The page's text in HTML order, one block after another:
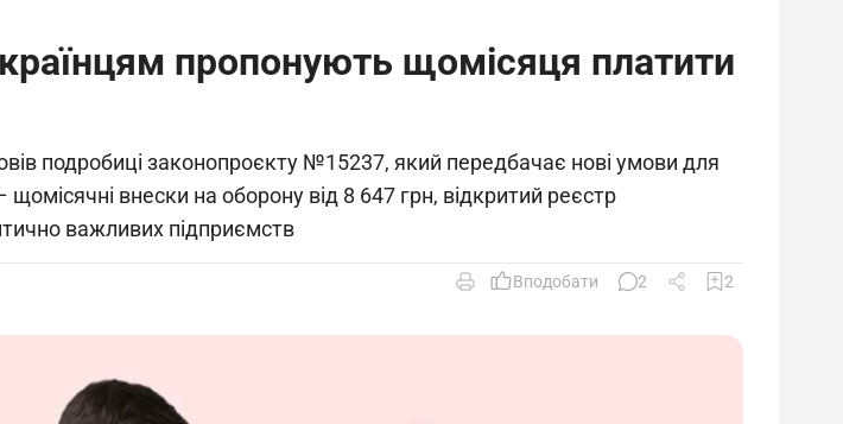
пропонують щомісяця платити
подробиці законопроєкту №15237, який передбачає нові умови для
внески на оборону від 8 647 грн, відкритий реєстр
важливих підприємств
Вподобати 2 2